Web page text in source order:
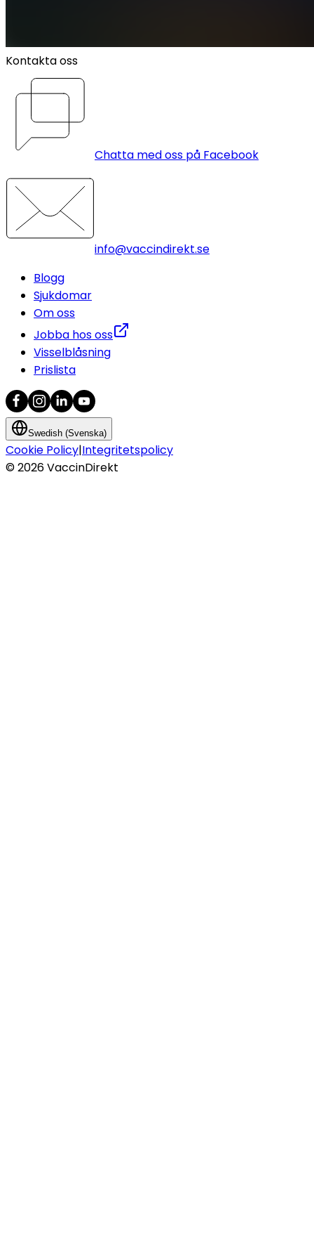
Kontakta oss
Chatta med oss på Facebook
info@vaccindirekt.se
Blogg
Sjukdomar
Om oss
Jobba hos oss
Visselblåsning
Prislista
Swedish (Svenska)
Cookie Policy|Integritetspolicy
©2026VaccinDirekt